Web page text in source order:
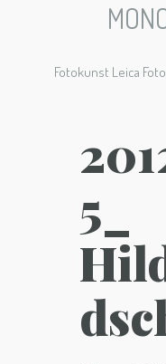
Fotokunst Leica
5_